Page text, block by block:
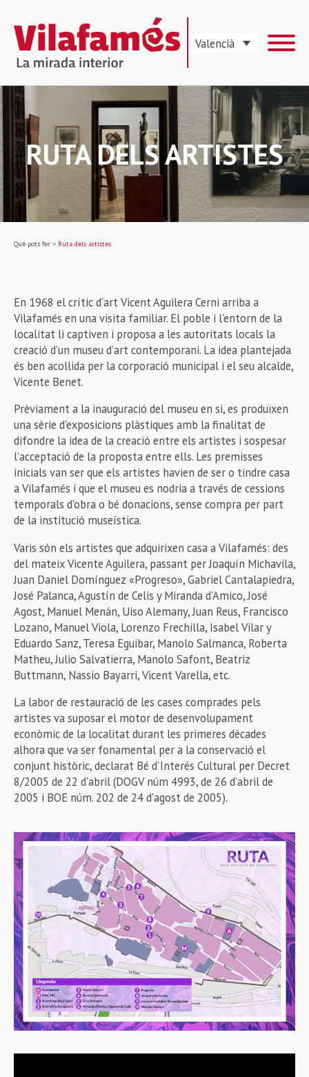
Valencià
RUTA DELS ARTISTES
Què pots fer > Ruta dels artistes
En 1968 el crític d'art Vicent Aguilera Cerni arriba a
Vilafamés en una visita familiar. El poble i l'entorn de la
localitat li captiven i proposa a les autoritats locals la
creació d'un museu d'art contemporani. La idea plantejada
és ben acollida per la corporació municipal i el seu alcalde,
Vicente Benet.
Prèviament a la inauguració del museu en si, es produïxen
una sèrie d'exposicions plàstiques amb la finalitat de
difondre la idea de la creació entre els artistes i sospesar
l'acceptació de la proposta entre ells. Les premisses
inicials van ser que els artistes havien de ser o tindre casa
a Vilafamés i que el museu es nodria a través de cessions
temporals d'obra o bé donacions, sense compra per part
de la institució museística.
Varis són els artistes que adquirixen casa a Vilafamés: des
del mateix Vicente Aguilera, passant per Joaquín Michavila,
Juan Daniel Domínguez «Progreso», Gabriel Cantalapiedra,
José Palanca, Agustín de Celis y Miranda d'Amico, José
Agost, Manuel Menán, Uiso Alemany, Juan Reus, Francisco
Lozano, Manuel Viola, Lorenzo Frechilla, Isabel Vilar y
Eduardo Sanz, Teresa Eguibar, Manolo Salmanca, Roberta
Matheu, Julio Salvatierra, Manolo Safont, Beatriz
Buttmann, Nassio Bayarri, Vicent Varella, etc.
La labor de restauració de les cases comprades pels
artistes va suposar el motor de desenvolupament
econòmic de la localitat durant les primeres dècades
alhora que va ser fonamental per a la conservació el
conjunt històric, declarat Bé d'Interés Cultural per Decret
8/2005 de 22 d'abril (DOGV núm 4993, de 26 d'abril de
2005 i BOE núm. 202 de 24 d'agost de 2005).